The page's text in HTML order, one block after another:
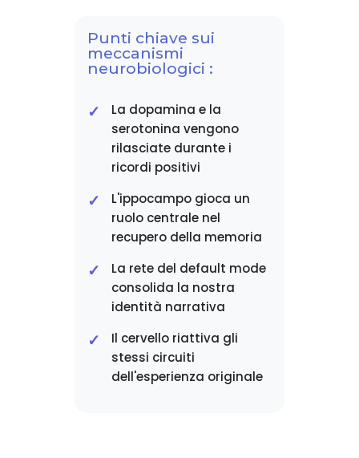
Punti chiave sui
meccanismi
neurobiologici :
La dopamina e la
serotonina vengono
rilasciate durante i
ricordi positivi
L'ippocampo gioca un
ruolo centrale nel
recupero della memoria
La rete del default mode
consolida la nostra
identità narrativa
Il cervello riattiva gli
stessi circuiti
dell'esperienza originale